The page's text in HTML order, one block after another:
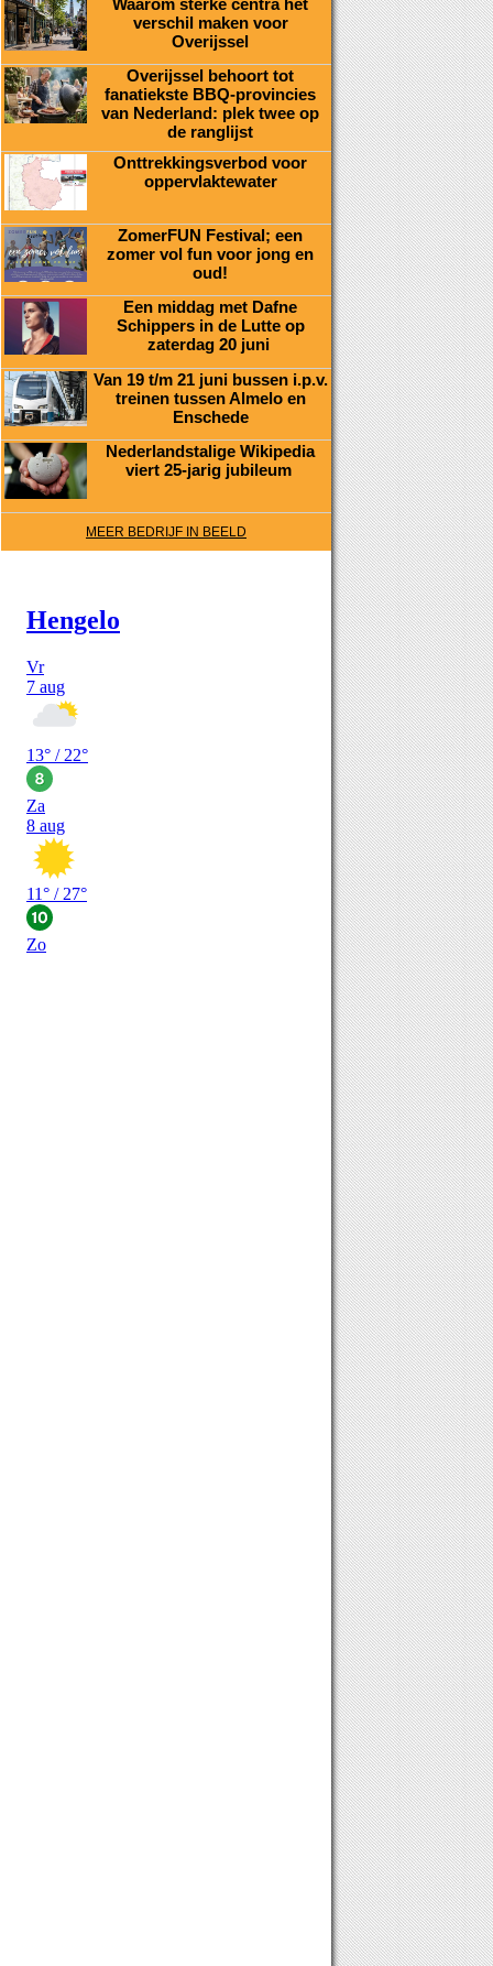
Waarom sterke centra het
verschil maken voor
Overijssel
Overijssel behoort tot
fanatiekste BBQ-provincies
van Nederland: plek twee op
de ranglijst
Onttrekkingsverbod voor
oppervlaktewater
ZomerFUN Festival; een
zomer vol fun voor jong en
oud!
Een middag met Dafne
Schippers in de Lutte op
zaterdag 20 juni
Van 19 t/m 21 juni bussen i.p.v.
treinen tussen Almelo en
Enschede
Nederlandstalige Wikipedia
viert 25-jarig jubileum
MEER BEDRIJF IN BEELD